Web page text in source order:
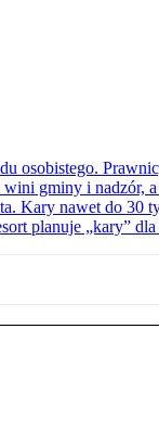
osobistego.
gminy i nadzór,
Kary nawet do 30
planuje „kary”